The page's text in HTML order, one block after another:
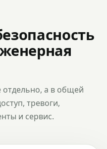
отдельно, а в общей
тревоги,
и сервис.